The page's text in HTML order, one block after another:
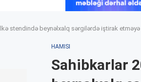
stendində beynəlxalq sərgilərdə iştirak
HAMISI
Sahibkarlar